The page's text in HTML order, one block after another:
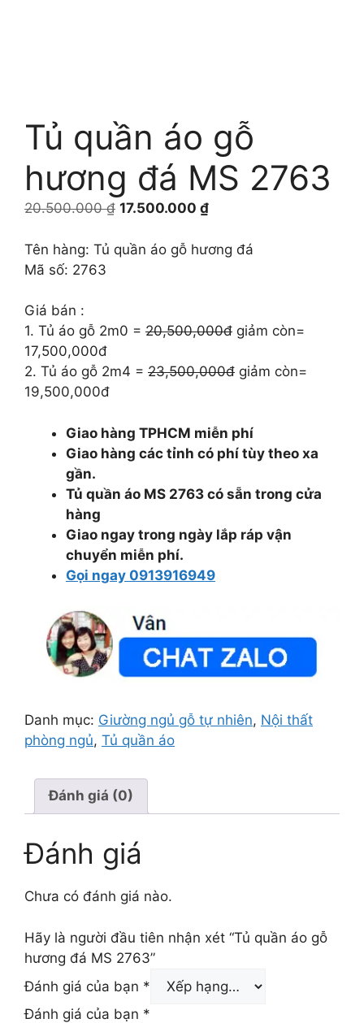
Tủ quần áo gỗ
hương đá MS 2763
20.500.000₫ Giá
là:
17.500.000 ₫Giá
tại
Tên hàng: Tủ quần áo gỗ hương đá
Mã số: 2763
Giá bán :
1. Tủ áo gỗ 2m0 = 20,500,000đ giảm còn=
17,500,000đ
2. Tủ áo gỗ 2m4 = 23,500,000đ giảm còn=
19,500,000đ
Giao hàng TPHCM miễn phí
Giao hàng các tỉnh có phí tùy theo xa
gần.
Tủ quần áo MS 2763 có sẵn trong cửa
hàng
Giao ngay trong ngày lắp ráp vận
chuyển miễn phí.
Gọi ngay 0913916949
Danh mục: Giường ngủ gỗ tự nhiên, Nội thất
phòng ngủ, Tủ quần áo
Đánh giá (0)
Đánh giá
Chưa có đánh giá nào.
Hãy là người đầu tiên nhận xét “Tủ quần áo gỗ
hương đá MS 2763”
Đánh giá của bạn *
Đánh giá của bạn *